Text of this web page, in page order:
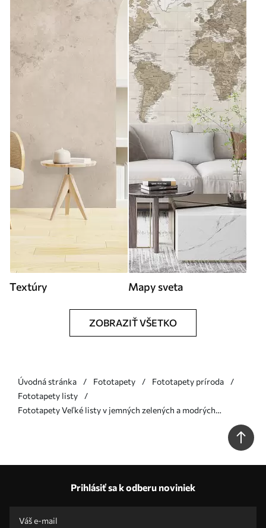
Textúry Mapy sveta
ZOBRAZIŤ VŠETKO
Úvodná stránka Fototapety
Fototapety príroda
Fototapety listy
Fototapety Veľké listy v jemných zelených a modrých
Prihlásiť sa k odberu noviniek